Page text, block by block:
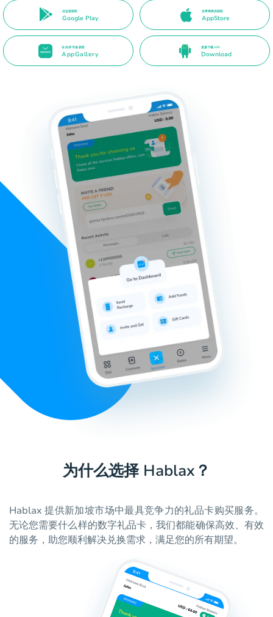
在这里获取
Google Play
在苹果商店获取
AppStore
在应用市场获取
AppGallery
直接下载 APK
Download
为什么选择 Hablax？
Hablax 提供新加坡市场中最具竞争力的礼品卡购买服务。
无论您需要什么样的数字礼品卡，我们都能确保高效、有效
的服务，助您顺利解决兑换需求，满足您的所有期望。